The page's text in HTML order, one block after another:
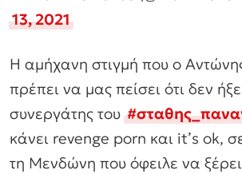
13, 2021
Η αμήχανη στιγμή που ο
πρέπει να μας πείσει ότι δεν
συνεργάτης του
κάνει revenge porn και it’s ok,
τη Μενδώνη που όφειλε να